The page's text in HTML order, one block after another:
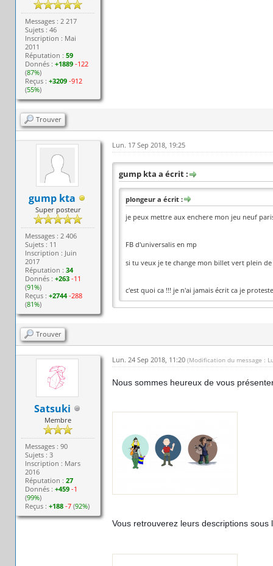
Messages : 2 217
Sujets : 46
Inscription : Mai
2011
Réputation :59
Donnés :+1889 -122
(87%)
Reçus :+3209 -912
(55%)
Trouver
gump kta
Super posteur
Messages : 2 406
Sujets : 11
Inscription : Juin
2017
Réputation :34
Donnés :+263 -11
(91%)
Reçus :+2744 -288
(81%)
Lun. 17 Sep 2018, 19:25
gump kta a écrit :
plongeur a écrit :
je peux mettre aux enchere mon jeu neuf
FB d'universalis en mp
si tu veux je te change mon billet vert plein
c'est quoi ca !!! je n'ai jamais écrit ca je
Trouver
Satsuki
Membre
Messages : 90
Sujets : 3
Inscription : Mars
2016
Réputation :27
Donnés :+459 -1
(99%)
Reçus :+188 -7 (92%)
Lun. 24 Sep 2018, 11:20 (Modification du message :
Nous sommes heureux de vous
Vous retrouverez leurs descriptions